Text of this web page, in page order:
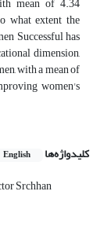
what extent the
Successful has
dimension,
with a mean of
women's
کلیدواژه‌ها English
Srchhan